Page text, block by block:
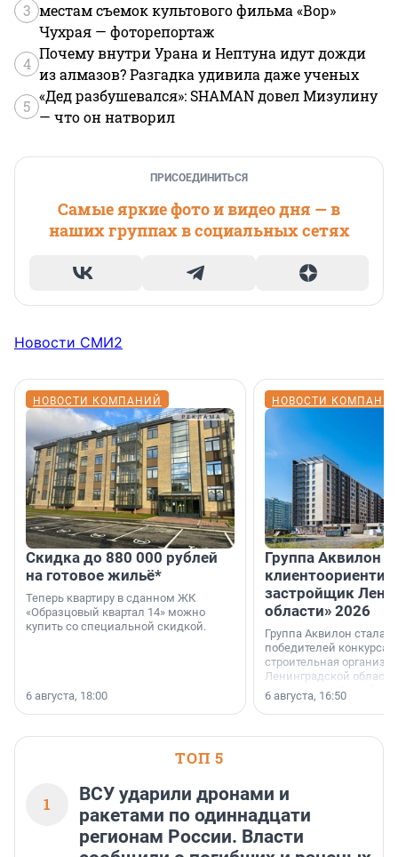
3 местам съемок культового фильма «Вор»
Чухрая — фоторепортаж
4
Почему внутри Урана и Нептуна идут дожди
из алмазов? Разгадка удивила даже ученых
5
«Дед разбушевался»: SHAMAN довел Мизулину
— что он натворил
ПРИСОЕДИНИТЬСЯ
Самые яркие фото и видео дня — в
наших группах в социальных сетях
Новости СМИ2
НОВОСТИ КОМПАНИЙ
Скидка до 880 000 рублей
на готовое жильё*
Теперь квартиру в сданном ЖК
«Образцовый квартал 14» можно
купить со специальной скидкой.
6 августа, 18:00
НОВОСТИ
Группа Аквилон
застройщик
области» 2026
Группа Аквилон стала
победителей конкурса
строительная
Ленинградской области
номинации «Самый
застройщик
области».
6 августа, 16:50
ТОП 5
1
ВСУ ударили дронами и
ракетами по одиннадцати
регионам России. Власти